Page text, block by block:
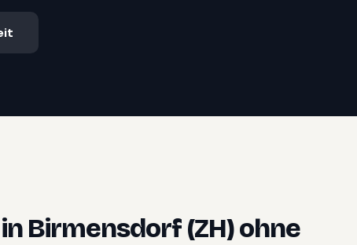
Birmensdorf (ZH)ohne